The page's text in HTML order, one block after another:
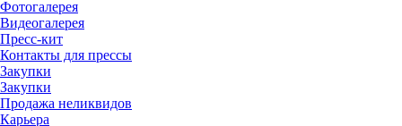
Фотогалерея
Видеогалерея
Пресс-кит
Контакты для прессы
Закупки
Закупки
Продажа неликвидов
Карьера